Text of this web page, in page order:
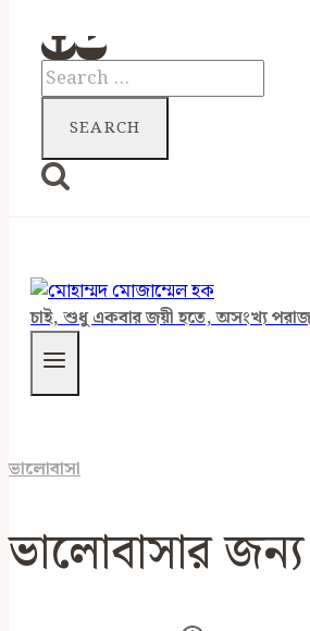
Search
for:
চাই, শুধু একবার জয়ী হতে, অসংখ্য
ভালোবাসা
ভালোবাসার